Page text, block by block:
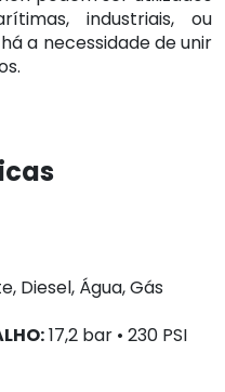
industriais, ou
a necessidade de unir
Diesel, Água, Gás
17,2 bar • 230 PSI